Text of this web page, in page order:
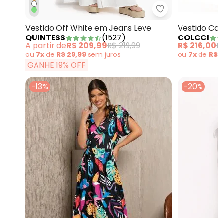
Quintess -
Vestido Off White em Jeans Leve
QUINTESS
(1527)
A partir deR$ 209,99R$ 219,99
ou 7xde R$ 29,99sem juros
GANHE 19% OFF
Vestido
COLCCI
R$ 216,00
ou 7xde
-13%
-20%